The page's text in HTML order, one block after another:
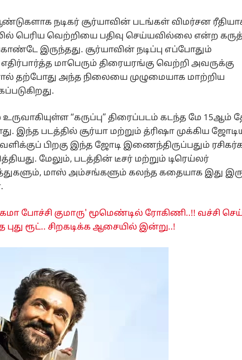
நடிகர் சூர்யாவின் படங்கள் விமர்சன
பெரிய வெற்றியை பதிவு செய்யவில்லை என்ற
இருந்தது. சூர்யாவின் நடிப்பு எப்போதும்
எதிர்பார்த்த மாபெரும் திரையரங்கு வெற்றி அவருக்கு
தற்போது அந்த நிலையை முழுமையாக மாற்றிய
“கருப்பு” திரைப்படம் கடந்த மே 15ஆம்
இந்த படத்தில் சூர்யா மற்றும் த்ரிஷா முக்கிய
பிறகு இந்த ஜோடி இணைந்திருப்பதும்
மேலும், படத்தின் டீசர் மற்றும் டிரெய்லர்
மாஸ் அம்சங்களும் கலந்த கதையாக இது
போச்சி குமாரு' மூமெண்டில் ரோகிணி..!! வச்சி
ரூட்.. சிறகடிக்க ஆசையில் இன்று..!